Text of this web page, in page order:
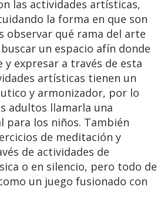
las actividades artísticas,
la forma en que son
observar qué rama del arte
un espacio afín donde
y expresar a través de esta
artísticas tienen un
y armonizador, por lo
adultos llamarla una
para los niños. También
de meditación y
de actividades de
o en silencio, pero todo de
un juego fusionado con